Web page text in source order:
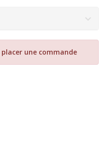
placer une commande